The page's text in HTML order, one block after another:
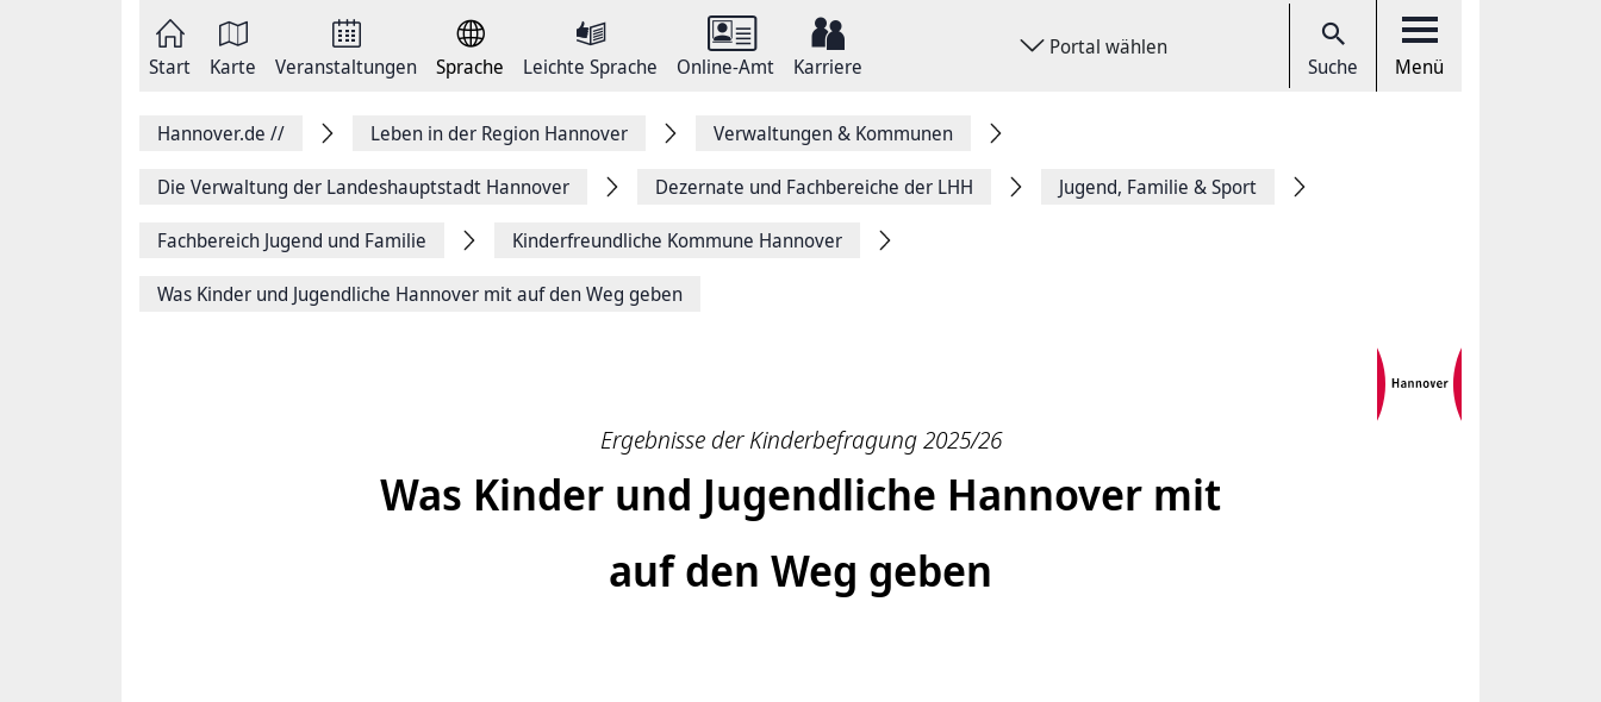
Start Karte Veranstaltungen Sprache Leichte Sprache Online-Amt Karriere
Portal wählen
Suche Menü
Hannover.de // Leben in der Region Hannover Verwaltungen & Kommunen
Die Verwaltung der Landeshauptstadt Hannover Dezernate und Fachbereiche der LHH Jugend, Familie & Sport
Fachbereich Jugend und Familie Kinderfreundliche Kommune Hannover
Was Kinder und Jugendliche Hannover mit auf den Weg geben
Ergebnisse der Kinderbefragung 2025/26
Was Kinder und Jugendliche Hannover mit
auf den Weg geben